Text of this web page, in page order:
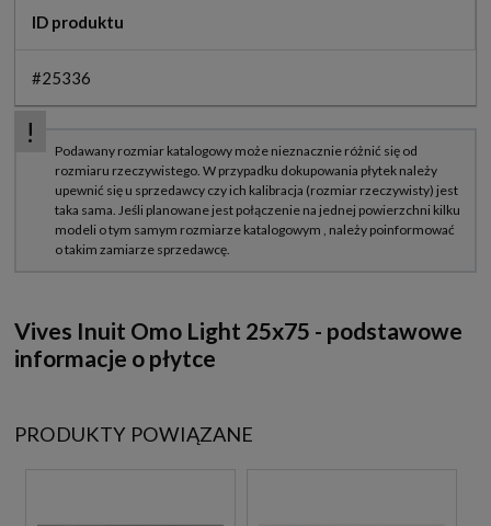
ID produktu
#25336
Vives Inuit Omo Light 25x75 - podstawowe
informacje o płytce
PRODUKTY POWIĄZANE